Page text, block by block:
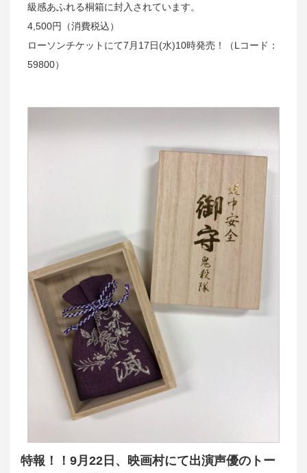
級感あふれる桐箱に封入されています。
4,500円（消費税込）
ローソンチケットにて7月17日(水)10時発売！（Lコード：
59800）
特報！！9月22日、映画村にて出演声優のトー